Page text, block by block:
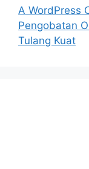
A WordPress
Pengobatan
Tulang Kuat